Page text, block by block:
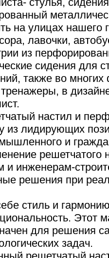
на улицах нашего
лавочки,
из
сидения для
также во
в
настил и
из лидирующих
и
решетчатого
и инженерам-
решения при
стиль и
Этот
для решения
задач.